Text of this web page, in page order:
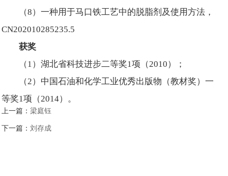
（8）一种用于马口铁工艺中的脱脂剂及使用方法，
CN202010285235.5
获奖
（1）湖北省科技进步二等奖1项（2010）；
（2）中国石油和化学工业优秀出版物（教材奖）一
等奖1项（2014）。
上一篇：梁庭钰
下一篇：刘存成